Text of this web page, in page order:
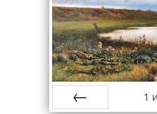
1